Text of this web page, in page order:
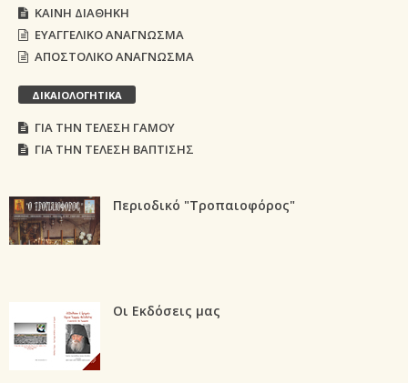
ΚΑΙΝΗ ΔΙΑΘΗΚΗ
ΕΥΑΓΓΕΛΙΚΟ ΑΝΑΓΝΩΣΜΑ
ΑΠΟΣΤΟΛΙΚΟ ΑΝΑΓΝΩΣΜΑ
ΔΙΚΑΙΟΛΟΓΗΤΙΚΑ
ΓΙΑ ΤΗΝ ΤΕΛΕΣΗ ΓΑΜΟΥ
ΓΙΑ ΤΗΝ ΤΕΛΕΣΗ ΒΑΠΤΙΣΗΣ
Περιοδικό "Τροπαιοφόρος"
Οι Εκδόσεις μας